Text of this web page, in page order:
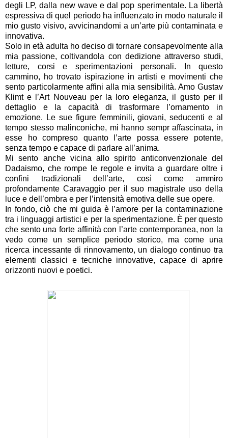
degli LP, dalla new wave e dal pop sperimentale. La libertà
espressiva di quel periodo ha influenzato in modo naturale il
mio gusto visivo, avvicinandomi a un’arte più contaminata e
innovativa.
Solo in età adulta ho deciso di tornare consapevolmente alla
mia passione, coltivandola con dedizione attraverso studi,
letture, corsi e sperimentazioni personali. In questo
cammino, ho trovato ispirazione in artisti e movimenti che
sento particolarmente affini alla mia sensibilità. Amo Gustav
Klimt e l’Art Nouveau per la loro eleganza, il gusto per il
dettaglio e la capacità di trasformare l’ornamento in
emozione. Le sue figure femminili, giovani, seducenti e al
tempo stesso malinconiche, mi hanno sempr affascinata, in
esse ho compreso quanto l’arte possa essere potente,
senza tempo e capace di parlare all’anima.
Mi sento anche vicina allo spirito anticonvenzionale del
Dadaismo, che rompe le regole e invita a guardare oltre i
confini tradizionali dell’arte, così come ammiro
profondamente Caravaggio per il suo magistrale uso della
luce e dell’ombra e per l’intensità emotiva delle sue opere.
In fondo, ciò che mi guida è l’amore per la contaminazione
tra i linguaggi artistici e per la sperimentazione. È per questo
che sento una forte affinità con l’arte contemporanea, non la
vedo come un semplice periodo storico, ma come una
ricerca incessante di rinnovamento, un dialogo continuo tra
elementi classici e tecniche innovative, capace di aprire
orizzonti nuovi e poetici.